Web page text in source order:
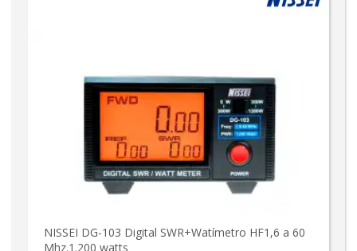
NISSEI DG-103 Digital SWR+Watímetro HF1,6 a 60
Mhz.1.200 watts